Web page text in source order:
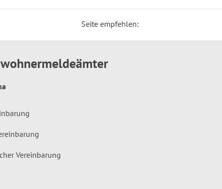
Seite empfehlen:
Vereinbarung